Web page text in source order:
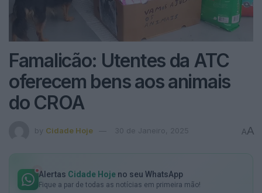
Famalicão: Utentes da ATC
oferecem bens aos animais
do CROA
by Cidade Hoje 30 de Janeiro, 2025 AA
Alertas Cidade Hoje no seu WhatsApp
Fique a par de todas as notícias em primeira mão!